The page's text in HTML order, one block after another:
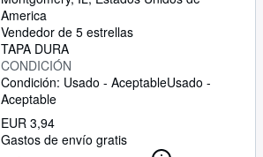
America
Vendedor de 5 estrellas
TAPA DURA
CONDICIÓN
Condición: Usado - AceptableUsado -
Aceptable
EUR 3,94
Gastos de envío gratis